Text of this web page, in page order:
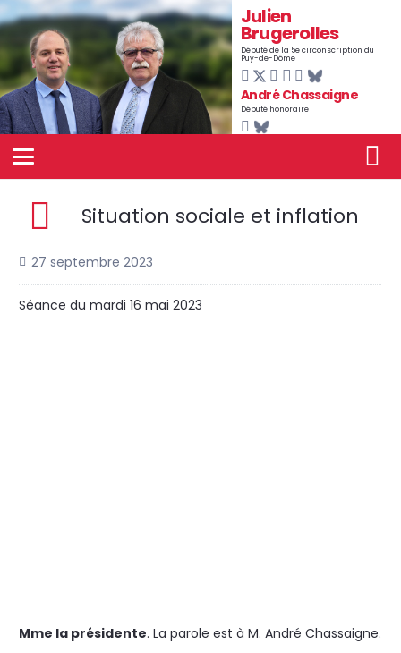
Julien
Brugerolles
Député de la 5e circonscription du
Puy-de-Dôme
André Chassaigne
Député honoraire
Situation sociale et inflation
27 septembre 2023
Séance du mardi 16 mai 2023
Mme la présidente. La parole est à M. André Chassaigne.